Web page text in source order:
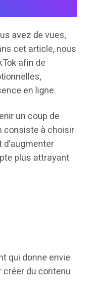
avez de vues,
cet article, nous
afin de
en ligne.
un coup de
consiste à choisir
plus attrayant
qui donne envie
du contenu